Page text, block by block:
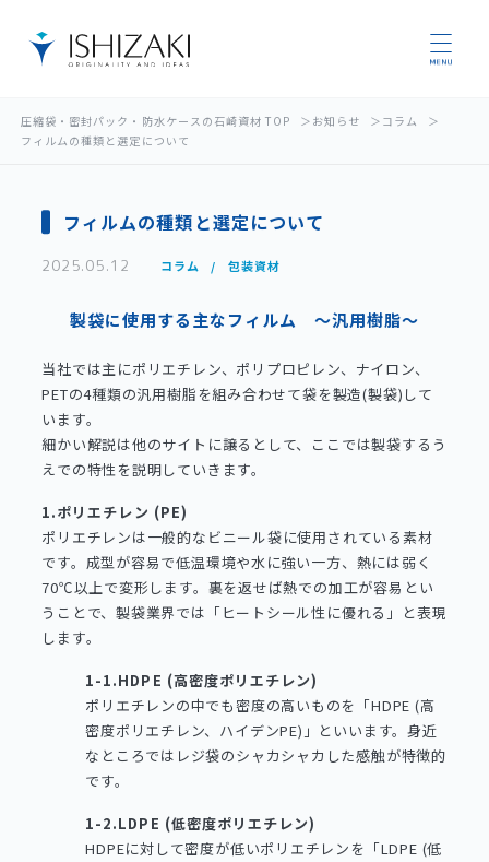
圧縮袋・密封パック・防水ケースの石崎資材 TOP お知らせ
コラム
フィルムの種類と選定について
フィルムの種類と選定について
2025.05.12 コラム 包装資材
製袋に使用する主なフィルム ～汎用樹脂～
当社では主にポリエチレン、ポリプロピレン、ナイロン、
PETの4種類の汎用樹脂を組み合わせて袋を製造(製袋)して
います。
細かい解説は他のサイトに譲るとして、ここでは製袋するう
えでの特性を説明していきます。
1.ポリエチレン (PE)
ポリエチレンは一般的なビニール袋に使用されている素材
です。成型が容易で低温環境や水に強い一方、熱には弱く
70℃以上で変形します。裏を返せば熱での加工が容易とい
うことで、製袋業界では「ヒートシール性に優れる」と表現
します。
1-1.HDPE (高密度ポリエチレン)
ポリエチレンの中でも密度の高いものを「HDPE (高
密度ポリエチレン、ハイデンPE)」といいます。身近
なところではレジ袋のシャカシャカした感触が特徴的
です。
1-2.LDPE (低密度ポリエチレン)
HDPEに対して密度が低いポリエチレンを「LDPE (低